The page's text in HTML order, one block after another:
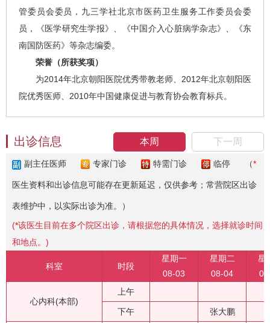
管委员会委员，九三学社北京市医药卫生服务工作委员会委
员，《医学研究生学报》、《中国介入心脏病学杂志》、《东
南国防医药》等杂志编委。
荣誉（所获奖项）
为2014年北京朝阳医院优秀带教老师、2012年北京朝阳医
院优秀医师、2010年中国健康促进与教育协会教育标兵。
本周 下一周
出诊信息
副主任医师 专家门诊 特需门诊 临停 （*
医生资料和出诊信息可能存在更新延迟，仅供参考；常营院区出诊
表维护中，以实际出诊为准。）
(*该医生目前在多个院区出诊，请根据您的具体情况，选择就诊时间
和地点。)
科室 时段
星期一
08-03
星期二
08-04
星
心内科(本部)
上午
下午 张大鹏